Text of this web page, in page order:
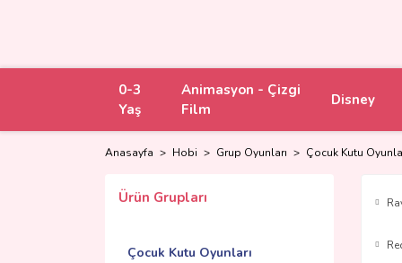
0-3
Yaş
Animasyon - Çizgi
Film
Disney
Anasayfa Hobi Grup Oyunları Çocuk Kutu
Ürün Grupları
Çocuk Kutu Oyunları